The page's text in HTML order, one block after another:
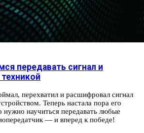
передавать сигнал и
перехватил и расшифровал сигнал
Теперь настала пора его
нужно научиться передавать любые
— и вперед к победе!